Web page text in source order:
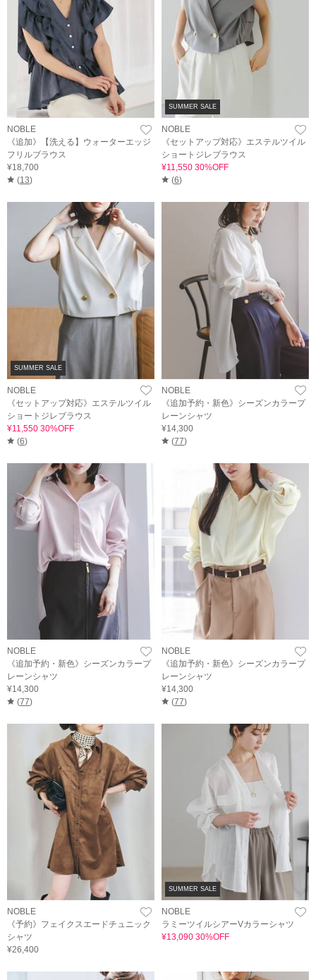
NOBLE
《追加》【洗える】ウォーターエッジ
フリルブラウス
¥18,700
(13)
SUMMER SALE
NOBLE
《セットアップ対応》エステルツイル
ショートジレブラウス
¥11,550 30%OFF
(6)
SUMMER SALE
NOBLE
《セットアップ対応》エステルツイル
ショートジレブラウス
¥11,550 30%OFF
(6)
NOBLE
《追加予約・新色》シーズンカラープ
レーンシャツ
¥14,300
(77)
NOBLE
《追加予約・新色》シーズンカラープ
レーンシャツ
¥14,300
(77)
NOBLE
《追加予約・新色》シーズンカラープ
レーンシャツ
¥14,300
(77)
NOBLE
《予約》フェイクスエードチュニック
シャツ
¥26,400
SUMMER SALE
NOBLE
ラミーツイルシアーVカラーシャツ
¥13,090 30%OFF